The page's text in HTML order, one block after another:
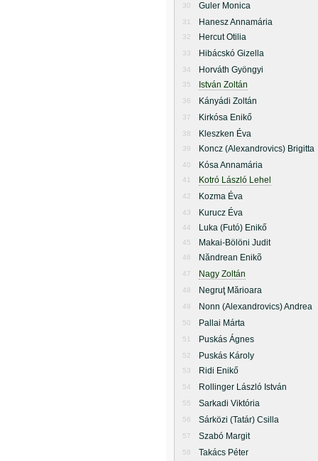
30 Guler Monica
31 Hanesz Annamária
32 Hercut Otilia
33 Hibácskó Gizella
34 Horváth Gyöngyi
35 István Zoltán
36 Kányádi Zoltán
37 Kirkósa Enikő
38 Kleszken Éva
39 Koncz (Alexandrovics) Brigitta
40 Kósa Annamária
41 Kotró László Lehel
42 Kozma Éva
43 Kurucz Éva
44 Luka (Futó) Enikő
45 Makai-Bölöni Judit
46 Năndrean Enikõ
47 Nagy Zoltán
48 Negruţ Mărioara
49 Nonn (Alexandrovics) Andrea
50 Pallai Márta
51 Puskás Ágnes
52 Puskás Károly
53 Ridi Enikő
54 Rollinger László István
55 Sarkadi Viktória
56 Sárközi (Tatár) Csilla
57 Szabó Margit
58 Takács Péter